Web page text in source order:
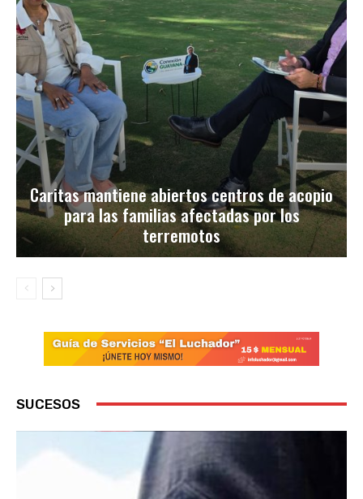
Caritas mantiene abiertos centros de acopio
para las familias afectadas por los
terremotos
SUCESOS